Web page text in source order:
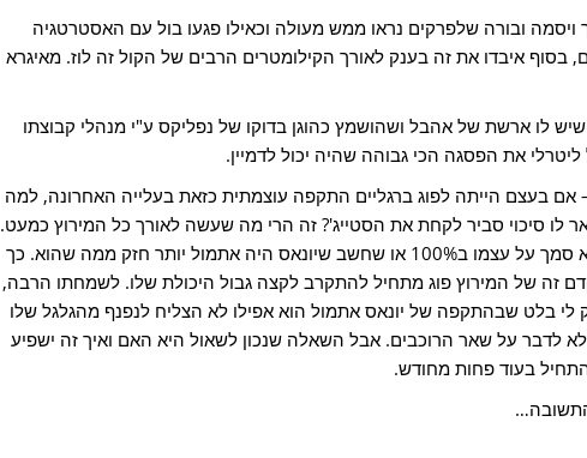
ובורה שלפרקים נראו ממש מעולה וכאילו פגעו בול עם האסטרטגיה
איבדו את זה בענק לאורך הקילומטרים הרבים של הקול זה לוז. מאיגרא
שיש לו ארשת של אהבל ושהושמץ כהוגן בדוקו של נפליקס ע"י מנהלי קבוצתו
אם בעצם הייתה לפוג ברגליים התקפה עוצמתית כזאת בעלייה האחרונה, למה
לו סיכוי סביר לקחת את הסטייג'? זה הרי מה שעשה לאורך כל המירוץ כמעט.
החשד שלי הוא שאולי הוא לא סמך על עצמו ב100% או שחשב שיונאס היה אתמול יותר חזק ממה שהוא. כך
זה של המירוץ פוג מתחיל להתקרב לקצה גבול היכולת שלו. לשמחתו הרבה,
לי בלט שבהתקפה של יונאס אתמול הוא אפילו לא הצליח לנפנף מהגלגל שלו
לדבר על שאר הרוכבים. אבל השאלה שנכון לשאול היא האם ואיך זה ישפיע
בעוד פחות מחודש.
התשובה…